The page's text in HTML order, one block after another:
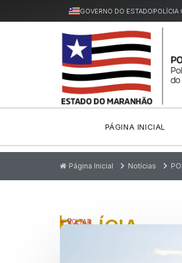
GOVERNO DO ESTADOPOLÍCIA
PÁGINA INICIAL
Página Inicial Notícias
P
POLÍCIA
VOLTAR